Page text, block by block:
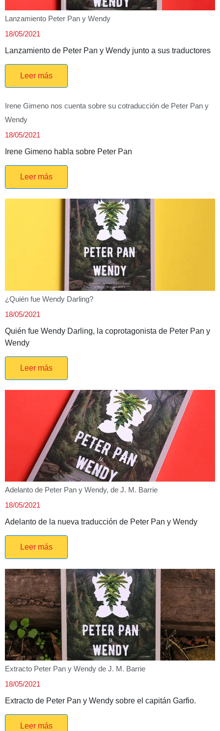
Lanzamiento Peter Pan y Wendy
18/05/2021
Lanzamiento de Peter Pan y Wendy junto a sus traductores
Leer más
Irene Gimeno nos cuenta sobre su cotraducción de Peter Pan y
Wendy
18/05/2021
Irene Gimeno habla sobre Peter Pan
Leer más
¿Quién fue Wendy Darling?
18/05/2021
Quién fue Wendy Darling, la coprotagonista de Peter Pan y
Wendy
Leer más
Adelanto de Peter Pan y Wendy, de J. M. Barrie
18/05/2021
Adelanto de la nueva traducción de Peter Pan y Wendy
Leer más
Extracto Peter Pan y Wendy de J. M. Barrie
18/05/2021
Extracto de Peter Pan y Wendy sobre el capitán Garfio.
Leer más